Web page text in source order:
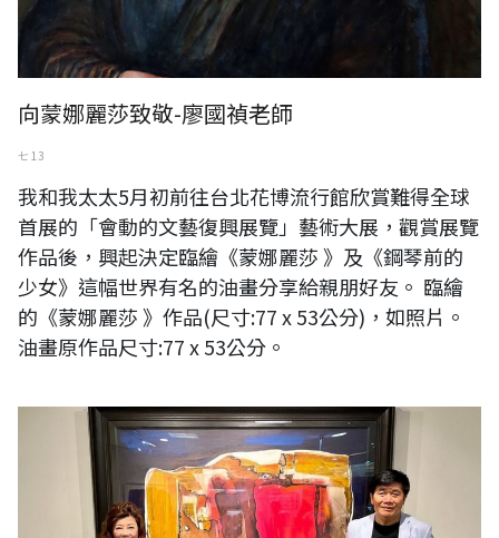
向蒙娜麗莎致敬-廖國禎老師
七 13
我和我太太5月初前往台北花博流行館欣賞難得全球
首展的「會動的文藝復興展覽」藝術大展，觀賞展覽
作品後，興起決定臨繪《蒙娜麗莎 》及《鋼琴前的
少女》這幅世界有名的油畫分享給親朋好友。 臨繪
的《蒙娜麗莎 》作品(尺寸:77 x 53公分)，如照片。
油畫原作品尺寸:77 x 53公分。
2022年「香榭藝廊名家百號邀請展」三日開幕，董事長吳貞慧與藝術總
監陳文龍。（陳文龍提供）